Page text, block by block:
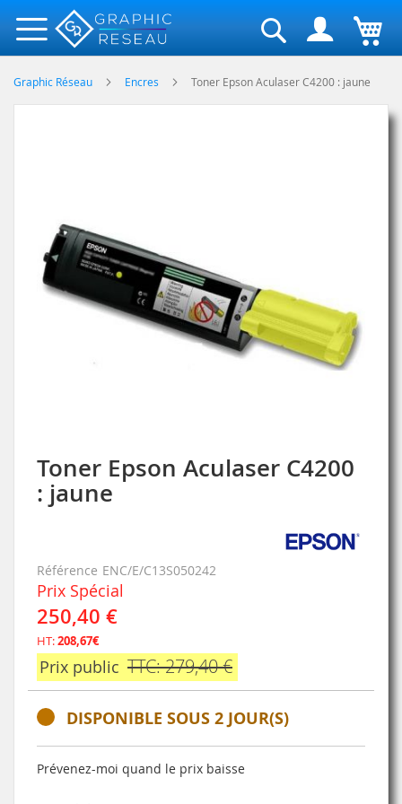
Rechercher
Graphic Réseau Encres Toner Epson Aculaser C4200 : jaune
Toner Epson Aculaser C4200
: jaune
Référence ENC/E/C13S050242
Prix Spécial
250,40 €
HT:208,67€
Prix public TTC: 279,40 €
DISPONIBLE SOUS 2 JOUR(S)
Prévenez-moi quand le prix baisse
images
gallery
Skip
to
the
images
gallery